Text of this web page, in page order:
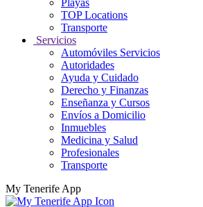
Playas
TOP Locations
Transporte
Servicios
Automóviles Servicios
Autoridades
Ayuda y Cuidado
Derecho y Finanzas
Enseñanza y Cursos
Envíos a Domicilio
Inmuebles
Medicina y Salud
Profesionales
Transporte
My Tenerife App